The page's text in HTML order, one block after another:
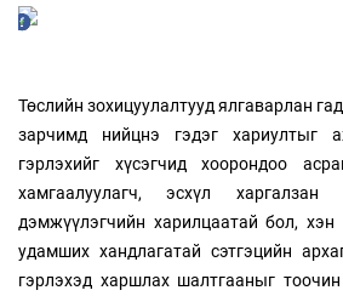
Төслийн зохицуулалтууд ялгаварлан
зарчимд нийцнэ гэдэг хариултыг
гэрлэхийг хүсэгчид хоорондоо
хамгаалуулагч, эсхүл харгалзан
дэмжүүлэгчийн харилцаатай бол, хэн
удамших хандлагатай сэтгэцийн
гэрлэхэд харшлах шалтгааныг